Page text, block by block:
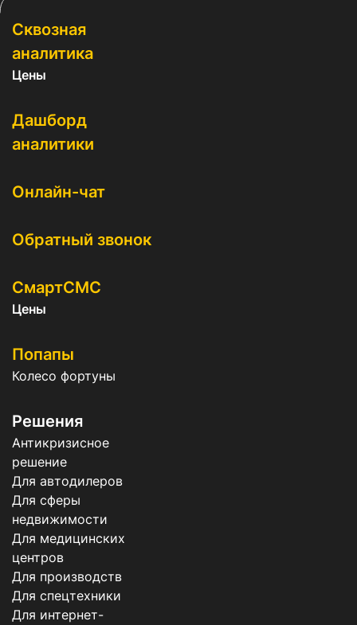
Сквозная
аналитика
Цены
Дашборд
аналитики
Онлайн-чат
Обратный звонок
СмартСМС
Цены
Попапы
Колесо фортуны
Решения
Антикризисное
решение
Для автодилеров
Для сферы
недвижимости
Для медицинских
центров
Для производств
Для спецтехники
Для интернет-